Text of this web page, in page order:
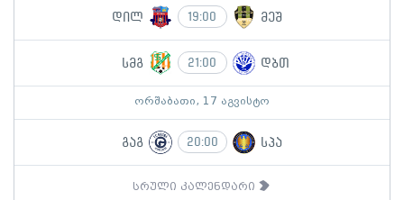
დილ 19:00 მეშ
სმგ 21:00 დბთ
ორშაბათი, 17 აგვისტო
გაგ 20:00 სპა
სრული კალენდარი